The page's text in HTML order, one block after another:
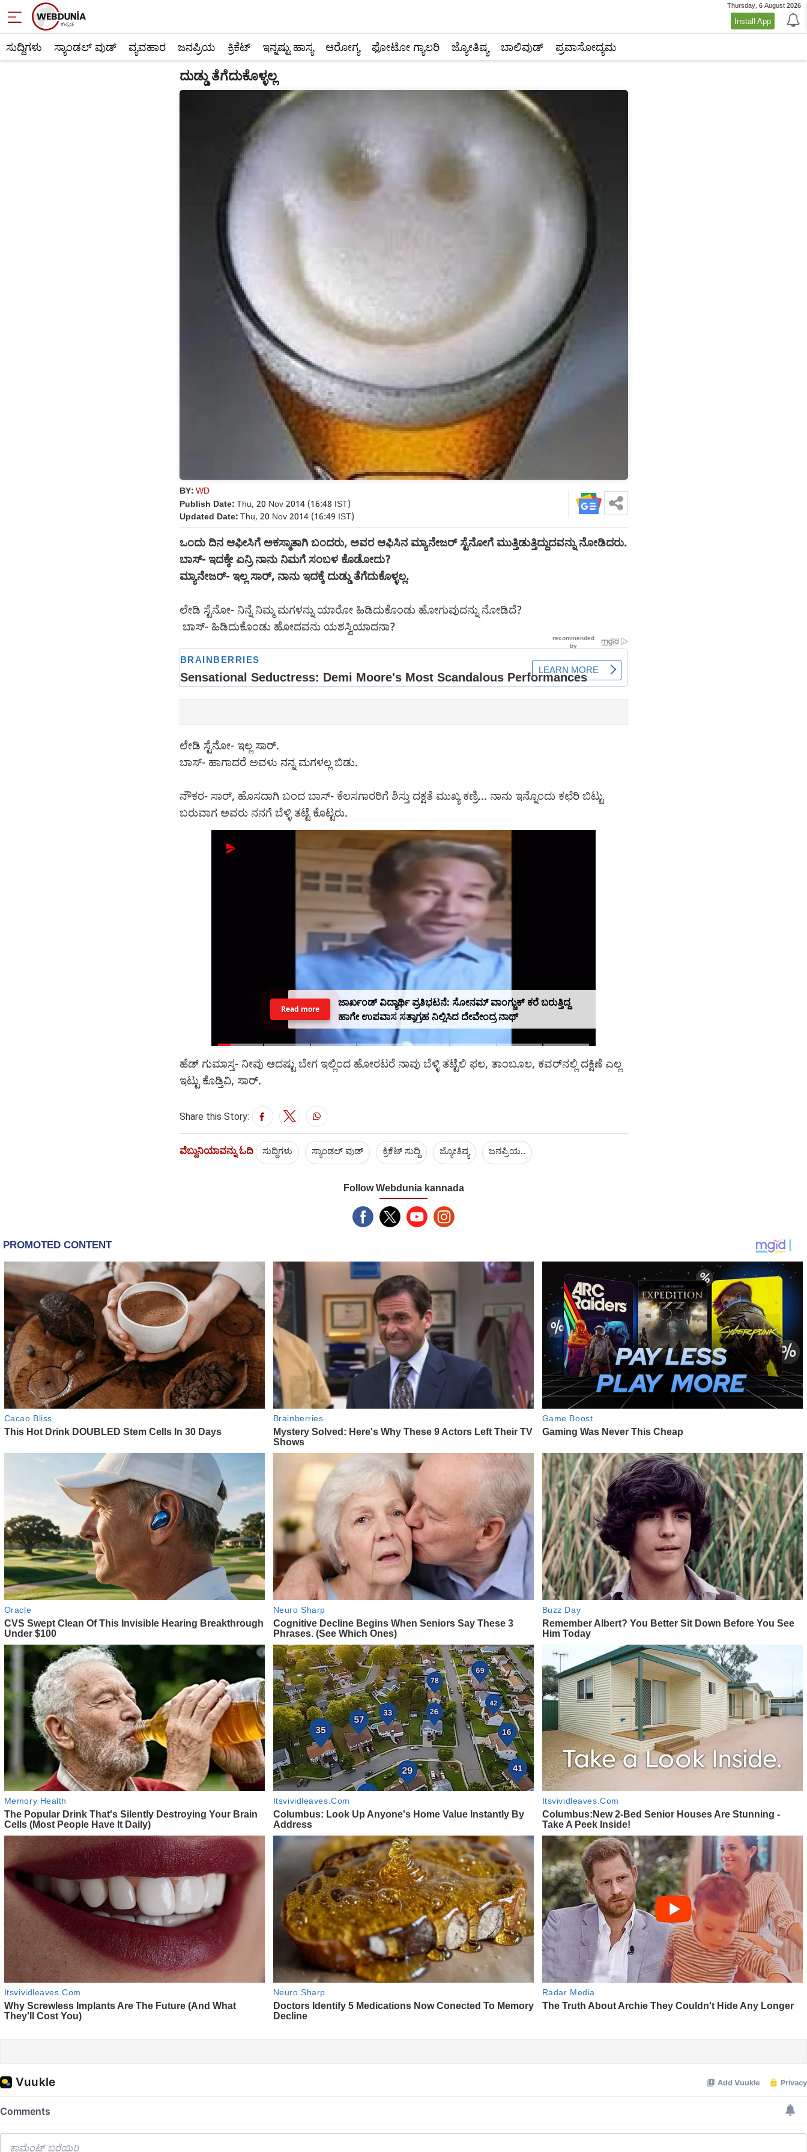
Thursday, 6 August 2026
Install App
ಸುದ್ದಿಗಳು ಸ್ಯಾಂಡಲ್ ವುಡ್ ವ್ಯವಹಾರ ಜನಪ್ರಿಯ ಕ್ರಿಕೆಟ್‌ ಇನ್ನಷ್ಟು ಹಾಸ್ಯ ಆರೋಗ್ಯ ಫೋಟೋ ಗ್ಯಾಲರಿ ಜ್ಯೋತಿಷ್ಯ ಬಾಲಿವುಡ್‌ ಪ್ರವಾಸೋದ್ಯಮ
ದುಡ್ಡು ತೆಗೆದುಕೊಳ್ಳಲ್ಲ
BY: WD
Publish Date:Thu, 20 Nov 2014 (16:48 IST)
Updated Date:Thu, 20 Nov 2014 (16:49 IST)
ಒಂದು ದಿನ ಆಫೀಸಿಗೆ ಅಕಸ್ಮಾತಾಗಿ ಬಂದರು, ಅವರ ಆಫಿಸಿನ ಮ್ಯಾನೇಜರ್ ಸ್ಟೆನೋಗೆ ಮುತ್ತಿಡುತ್ತಿದ್ದುದವನ್ನು ನೋಡಿದರು.
ಬಾಸ್- ಇದಕ್ಕೇ ಏನ್ರಿ ನಾನು ನಿಮಗೆ ಸಂಬಳ ಕೊಡೋದು?
ಮ್ಯಾನೇಜರ್- ಇಲ್ಲ ಸಾರ್, ನಾನು ಇದಕ್ಕೆ ದುಡ್ಡು ತೆಗೆದುಕೊಳ್ಳಲ್ಲ.
ಲೇಡಿ ಸ್ಟೆನೋ- ನಿನ್ನೆ ನಿಮ್ಮ ಮಗಳನ್ನು ಯಾರೋ ಹಿಡಿದುಕೊಂಡು ಹೋಗುವುದನ್ನು ನೋಡಿದೆ?
ಬಾಸ್- ಹಿಡಿದುಕೊಂಡು ಹೋದವನು ಯಶಸ್ವಿಯಾದನಾ?
ಲೇಡಿ ಸ್ಟೆನೋ- ಇಲ್ಲ ಸಾರ್.
ಬಾಸ್- ಹಾಗಾದರೆ ಅವಳು ನನ್ನ ಮಗಳಲ್ಲ ಬಿಡು.
ನೌಕರ- ಸಾರ್, ಹೊಸದಾಗಿ ಬಂದ ಬಾಸ್- ಕೆಲಸಗಾರರಿಗೆ ಶಿಸ್ತು ದಕ್ಷತೆ ಮುಖ್ಯ ಕಣ್ರಿ... ನಾನು ಇನ್ನೊಂದು ಕಛೆರಿ ಬಿಟ್ಟು
ಬರುವಾಗ ಅವರು ನನಗೆ ಬೆಳ್ಳಿ ತಟ್ಟೆ ಕೊಟ್ಟರು.
ಜಾರ್ಖಂಡ್ ವಿದ್ಯಾರ್ಥಿ ಪ್ರತಿಭಟನೆ: ಸೋನಮ್ ವಾಂಗ್ಚುಕ್ ಕರೆ ಬರುತ್ತಿದ್ದ
ಹಾಗೇ ಉಪವಾಸ ಸತ್ಯಾಗ್ರಹ ನಿಲ್ಲಿಸಿದ ದೇವೇಂದ್ರ ನಾಥ್
Read more
ಹೆಡ್ ಗುಮಾಸ್ತ- ನೀವು ಆದಷ್ಟು ಬೇಗ ಇಲ್ಲಿಂದ ಹೋರಟರೆ ನಾವು ಬೆಳ್ಳಿ ತಟ್ಟೆಲಿ ಫಲ, ತಾಂಬೂಲ, ಕವರ್‌ನಲ್ಲಿ ದಕ್ಷಿಣೆ ಎಲ್ಲ
ಇಟ್ಟು ಕೊಡ್ತಿವಿ, ಸಾರ್.
Share this Story:
ವೆಬ್ದುನಿಯಾವನ್ನು ಓದಿ ಸುದ್ದಿಗಳು ಸ್ಯಾಂಡಲ್ ವುಡ್ ಕ್ರಿಕೆಟ್‌ ಸುದ್ದಿ ಜ್ಯೋತಿಷ್ಯ ಜನಪ್ರಿಯ..
Follow Webdunia kannada